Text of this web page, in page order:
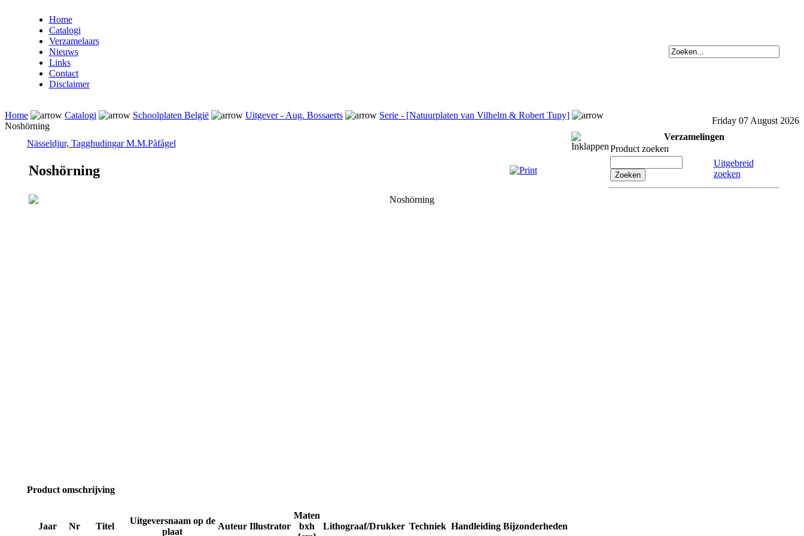
Home
Catalogi
Verzamelaars
Nieuws
Links
Contact
Disclaimer
Home Catalogi Schoolplaten België Uitgever - Aug. Bossaerts
Serie - [Natuurplaten van Vilhelm & Robert Tupy]
Noshörning
Friday 07 August 2026
Nässeldjur, Tagghudingar M.M.Påfågel
Noshörning
Noshörning
Product omschrijving
Jaar Nr Titel
Uitgeversnaam op de
plaat
Auteur Illustrator
Maten
bxh
Lithograaf/Drukker Techniek Handleiding Bijzonderheden
Verzamelingen
Product zoeken
Uitgebreid
zoeken